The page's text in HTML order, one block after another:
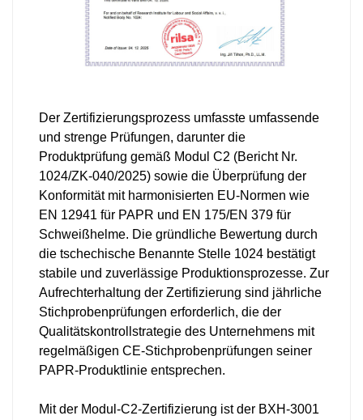
Der Zertifizierungsprozess umfasste umfassende
und strenge Prüfungen, darunter die
Produktprüfung gemäß Modul C2 (Bericht Nr.
1024/ZK-040/2025) sowie die Überprüfung der
Konformität mit harmonisierten EU-Normen wie
EN 12941 für PAPR und EN 175/EN 379 für
Schweißhelme. Die gründliche Bewertung durch
die tschechische Benannte Stelle 1024 bestätigt
stabile und zuverlässige Produktionsprozesse. Zur
Aufrechterhaltung der Zertifizierung sind jährliche
Stichprobenprüfungen erforderlich, die der
Qualitätskontrollstrategie des Unternehmens mit
regelmäßigen CE-Stichprobenprüfungen seiner
PAPR-Produktlinie entsprechen.
Mit der Modul-C2-Zertifizierung ist der BXH-3001